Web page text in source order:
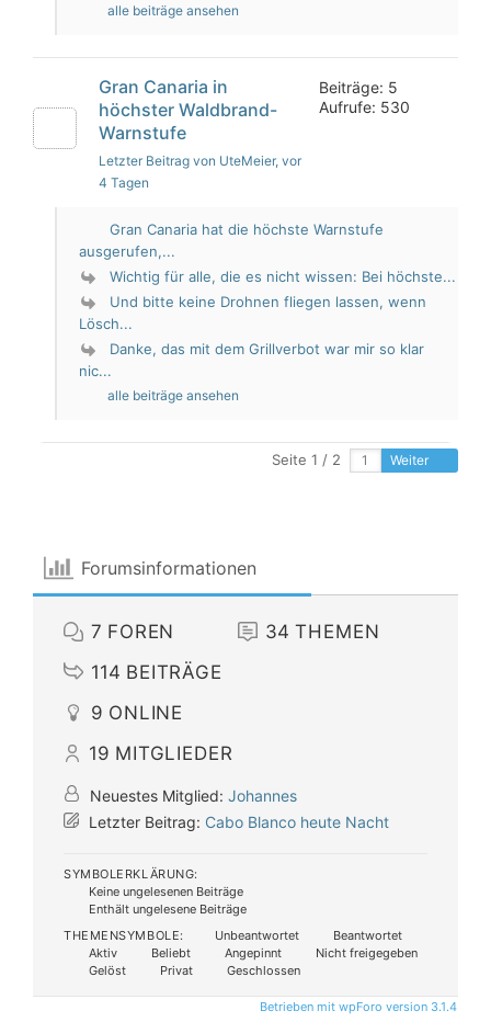
alle beiträge ansehen
Gran Canaria in
höchster Waldbrand-
Warnstufe
Letzter Beitrag von UteMeier, vor
4 Tagen
Beiträge: 5
Aufrufe: 530
Gran Canaria hat die höchste Warnstufe
ausgerufen,...
Wichtig für alle, die es nicht wissen: Bei höchste...
Und bitte keine Drohnen fliegen lassen, wenn
Lösch...
Danke, das mit dem Grillverbot war mir so klar
nic...
alle beiträge ansehen
Seite 1 / 2 Weiter
Forumsinformationen
7 FOREN 34 THEMEN
114 BEITRÄGE
9 ONLINE
19 MITGLIEDER
Neuestes Mitglied: Johannes
Letzter Beitrag: Cabo Blanco heute Nacht
SYMBOLERKLÄRUNG:
Keine ungelesenen Beiträge
Enthält ungelesene Beiträge
THEMENSYMBOLE:
Unbeantwortet
Beantwortet
Aktiv
Beliebt Angepinnt
Nicht freigegeben
Gelöst
Privat Geschlossen
Betrieben mit wpForo version 3.1.4